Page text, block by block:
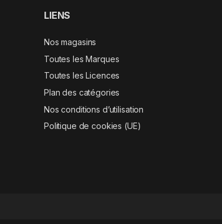
LIENS
Nos magasins
Toutes les Marques
Toutes les Licences
Plan des catégories
Nos conditions d’utilisation
Politique de cookies (UE)